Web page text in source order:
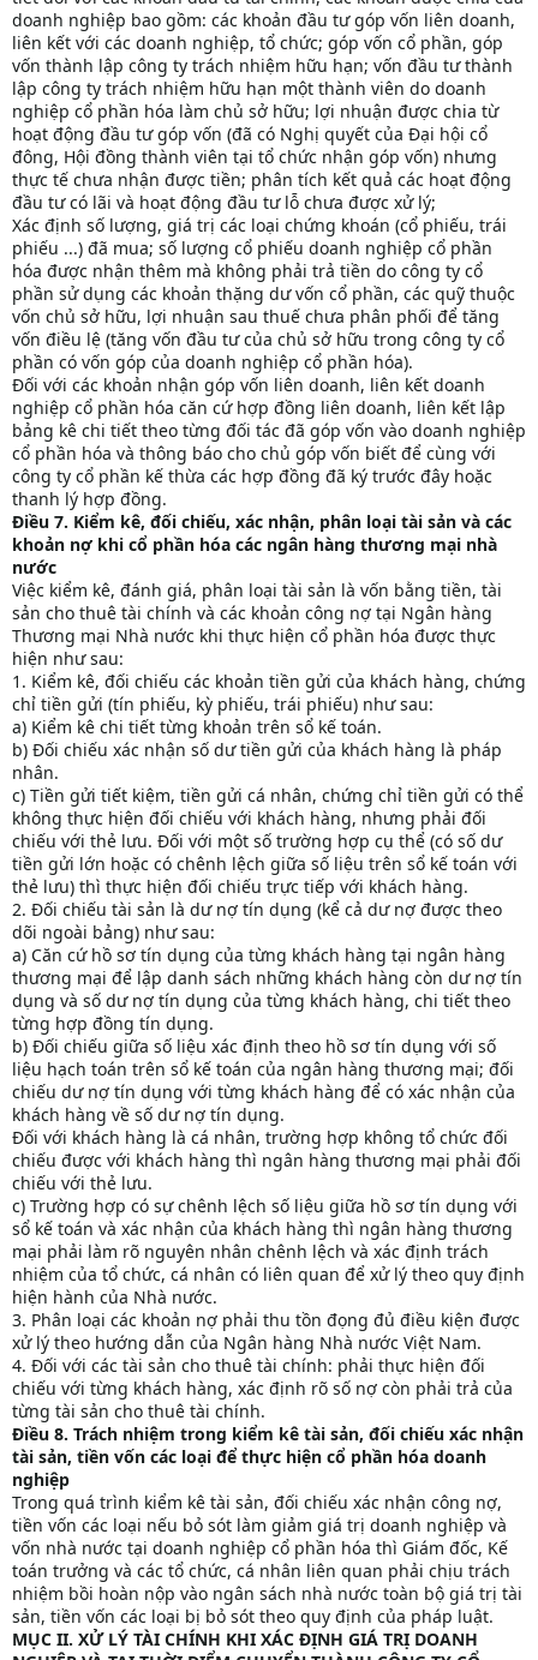
doanh nghiệp bao gồm: các khoản đầu tư góp vốn liên doanh,
liên kết với các doanh nghiệp, tổ chức; góp vốn cổ phần, góp
vốn thành lập công ty trách nhiệm hữu hạn; vốn đầu tư thành
lập công ty trách nhiệm hữu hạn một thành viên do doanh
nghiệp cổ phần hóa làm chủ sở hữu; lợi nhuận được chia từ
hoạt động đầu tư góp vốn (đã có Nghị quyết của Đại hội cổ
đông, Hội đồng thành viên tại tổ chức nhận góp vốn) nhưng
thực tế chưa nhận được tiền; phân tích kết quả các hoạt động
đầu tư có lãi và hoạt động đầu tư lỗ chưa được xử lý;
Xác định số lượng, giá trị các loại chứng khoán (cổ phiếu, trái
phiếu ...) đã mua; số lượng cổ phiếu doanh nghiệp cổ phần
hóa được nhận thêm mà không phải trả tiền do công ty cổ
phần sử dụng các khoản thặng dư vốn cổ phần, các quỹ thuộc
vốn chủ sở hữu, lợi nhuận sau thuế chưa phân phối để tăng
vốn điều lệ (tăng vốn đầu tư của chủ sở hữu trong công ty cổ
phần có vốn góp của doanh nghiệp cổ phần hóa).
Đối với các khoản nhận góp vốn liên doanh, liên kết doanh
nghiệp cổ phần hóa căn cứ hợp đồng liên doanh, liên kết lập
bảng kê chi tiết theo từng đối tác đã góp vốn vào doanh nghiệp
cổ phần hóa và thông báo cho chủ góp vốn biết để cùng với
công ty cổ phần kế thừa các hợp đồng đã ký trước đây hoặc
thanh lý hợp đồng.
Điều 7. Kiểm kê, đối chiếu, xác nhận, phân loại tài sản và các
khoản nợ khi cổ phần hóa các ngân hàng thương mại nhà
nước
Việc kiểm kê, đánh giá, phân loại tài sản là vốn bằng tiền, tài
sản cho thuê tài chính và các khoản công nợ tại Ngân hàng
Thương mại Nhà nước khi thực hiện cổ phần hóa được thực
hiện như sau:
1. Kiểm kê, đối chiếu các khoản tiền gửi của khách hàng, chứng
chỉ tiền gửi (tín phiếu, kỳ phiếu, trái phiếu) như sau:
a) Kiểm kê chi tiết từng khoản trên sổ kế toán.
b) Đối chiếu xác nhận số dư tiền gửi của khách hàng là pháp
nhân.
c) Tiền gửi tiết kiệm, tiền gửi cá nhân, chứng chỉ tiền gửi có thể
không thực hiện đối chiếu với khách hàng, nhưng phải đối
chiếu với thẻ lưu. Đối với một số trường hợp cụ thể (có số dư
tiền gửi lớn hoặc có chênh lệch giữa số liệu trên sổ kế toán với
thẻ lưu) thì thực hiện đối chiếu trực tiếp với khách hàng.
2. Đối chiếu tài sản là dư nợ tín dụng (kể cả dư nợ được theo
dõi ngoài bảng) như sau:
a) Căn cứ hồ sơ tín dụng của từng khách hàng tại ngân hàng
thương mại để lập danh sách những khách hàng còn dư nợ tín
dụng và số dư nợ tín dụng của từng khách hàng, chi tiết theo
từng hợp đồng tín dụng.
b) Đối chiếu giữa số liệu xác định theo hồ sơ tín dụng với số
liệu hạch toán trên sổ kế toán của ngân hàng thương mại; đối
chiếu dư nợ tín dụng với từng khách hàng để có xác nhận của
khách hàng về số dư nợ tín dụng.
Đối với khách hàng là cá nhân, trường hợp không tổ chức đối
chiếu được với khách hàng thì ngân hàng thương mại phải đối
chiếu với thẻ lưu.
c) Trường hợp có sự chênh lệch số liệu giữa hồ sơ tín dụng với
sổ kế toán và xác nhận của khách hàng thì ngân hàng thương
mại phải làm rõ nguyên nhân chênh lệch và xác định trách
nhiệm của tổ chức, cá nhân có liên quan để xử lý theo quy định
hiện hành của Nhà nước.
3. Phân loại các khoản nợ phải thu tồn đọng đủ điều kiện được
xử lý theo hướng dẫn của Ngân hàng Nhà nước Việt Nam.
4. Đối với các tài sản cho thuê tài chính: phải thực hiện đối
chiếu với từng khách hàng, xác định rõ số nợ còn phải trả của
từng tài sản cho thuê tài chính.
Điều 8. Trách nhiệm trong kiểm kê tài sản, đối chiếu xác nhận
tài sản, tiền vốn các loại để thực hiện cổ phần hóa doanh
nghiệp
Trong quá trình kiểm kê tài sản, đối chiếu xác nhận công nợ,
tiền vốn các loại nếu bỏ sót làm giảm giá trị doanh nghiệp và
vốn nhà nước tại doanh nghiệp cổ phần hóa thì Giám đốc, Kế
toán trưởng và các tổ chức, cá nhân liên quan phải chịu trách
nhiệm bồi hoàn nộp vào ngân sách nhà nước toàn bộ giá trị tài
sản, tiền vốn các loại bị bỏ sót theo quy định của pháp luật.
MỤC II. XỬ LÝ TÀI CHÍNH KHI XÁC ĐỊNH GIÁ TRỊ DOANH